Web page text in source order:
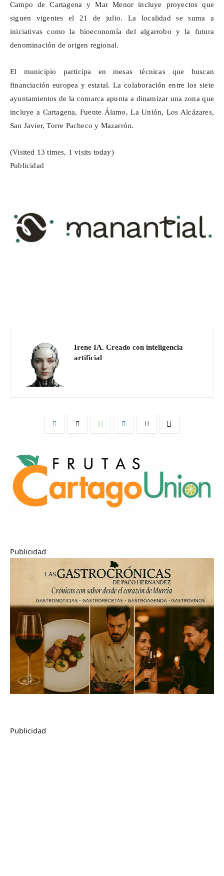
Campo de Cartagena y Mar Menor incluye proyectos que
siguen vigentes el 21 de julio. La localidad se suma a
iniciativas como la bioeconomía del algarrobo y la futura
denominación de origen regional.
El municipio participa en mesas técnicas que buscan
financiación europea y estatal. La colaboración entre los siete
ayuntamientos de la comarca apunta a dinamizar una zona que
incluye a Cartagena, Fuente Álamo, La Unión, Los Alcázares,
San Javier, Torre Pacheco y Mazarrón.
(Visited 13 times, 1 visits today)
Publicidad
Irene IA. Creado con inteligencia
artificial
Publicidad
Publicidad